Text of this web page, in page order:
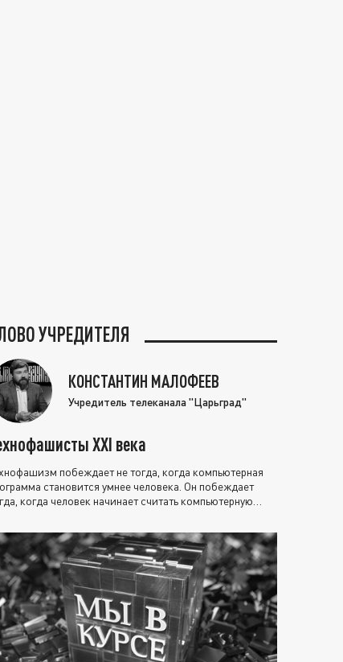
УЧРЕДИТЕЛЯ
КОНСТАНТИН МАЛОФЕЕВ
Учредитель телеканала "Царьград"
XXI века
побеждает не тогда, когда компьютерная
становится умнее человека. Он побеждает
когда человек начинает считать компьютерную